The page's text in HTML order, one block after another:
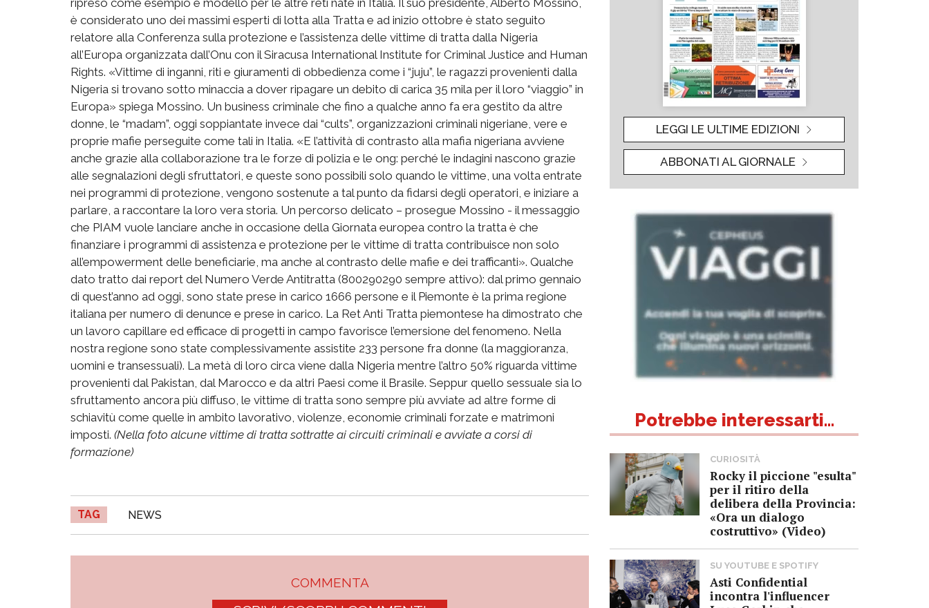
è considerato uno dei massimi esperti di lotta alla Tratta e ad inizio ottobre è stato seguito
relatore alla Conferenza sulla protezione e l’assistenza delle vittime di tratta dalla Nigeria
all’Europa organizzata dall’Onu con il Siracusa International Institute for Criminal Justice and Human
Rights. «Vittime di inganni, riti e giuramenti di obbedienza come i “juju”, le ragazzi provenienti dalla
Nigeria si trovano sotto minaccia a dover ripagare un debito di carica 35 mila per il loro “viaggio” in
Europa» spiega Mossino. Un business criminale che fino a qualche anno fa era gestito da altre
donne, le “madam”, oggi soppiantate invece dai “cults”, organizzazioni criminali nigeriane, vere e
proprie mafie perseguite come tali in Italia. «E l’attività di contrasto alla mafia nigeriana avviene
anche grazie alla collaborazione tra le forze di polizia e le ong: perché le indagini nascono grazie
alle segnalazioni degli sfruttatori, e queste sono possibili solo quando le vittime, una volta entrate
nei programmi di protezione, vengono sostenute a tal punto da fidarsi degli operatori, e iniziare a
parlare, a raccontare la loro vera storia. Un percorso delicato – prosegue Mossino - il messaggio
che PIAM vuole lanciare anche in occasione della Giornata europea contro la tratta è che
finanziare i programmi di assistenza e protezione per le vittime di tratta contribuisce non solo
all’empowerment delle beneficiarie, ma anche al contrasto delle mafie e dei trafficanti». Qualche
dato tratto dai report del Numero Verde Antitratta (800290290 sempre attivo): dal primo gennaio
di quest’anno ad oggi, sono state prese in carico 1666 persone e il Piemonte è la prima regione
italiana per numero di denunce e prese in carico. La Ret Anti Tratta piemontese ha dimostrato che
un lavoro capillare ed efficace di progetti in campo favorisce l’emersione del fenomeno. Nella
nostra regione sono state complessivamente assistite 233 persone fra donne (la maggioranza,
uomini e transessuali). La metà di loro circa viene dalla Nigeria mentre l’altro 50% riguarda vittime
provenienti dal Pakistan, dal Marocco e da altri Paesi come il Brasile. Seppur quello sessuale sia lo
sfruttamento ancora più diffuso, le vittime di tratta sono sempre più avviate ad altre forme di
schiavitù come quelle in ambito lavorativo, violenze, economie criminali forzate e matrimoni
imposti. (Nella foto alcune vittime di tratta sottratte ai circuiti criminali e avviate a corsi di
formazione)
TAG NEWS
COMMENTA
LEGGI LE ULTIME EDIZIONI
ABBONATI AL GIORNALE
Potrebbe interessarti...
CURIOSITÀ
Rocky il piccione "esulta"
per il ritiro della
delibera della Provincia:
«Ora un dialogo
costruttivo» (Video)
SU YOUTUBE E SPOTIFY
Asti Confidential
incontra l'influencer